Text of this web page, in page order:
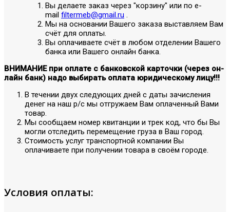
Вы делаете заказ через "корзину" или по е-
mail filtermeb@gmail.ru .
Мы на основании Вашего заказа выставляем Вам
счёт для оплаты.
Вы оплачиваете счёт в любом отделении Вашего
банка или Вашего онлайн банка.
ВНИМАНИЕ при оплате с банковской карточки (через он-
лайн банк) надо выбирать оплата юридическому лицу!!!
В течении двух следующих дней с даты зачисления
денег на наш р/с мы отгружаем Вам оплаченный Вами
товар.
Мы сообщаем номер квитанции и трек код, что бы Вы
могли отследить перемещение груза в Ваш город.
Стоимость услуг транспортной компании Вы
оплачиваете при получении товара в своём городе.
Условия оплаты: